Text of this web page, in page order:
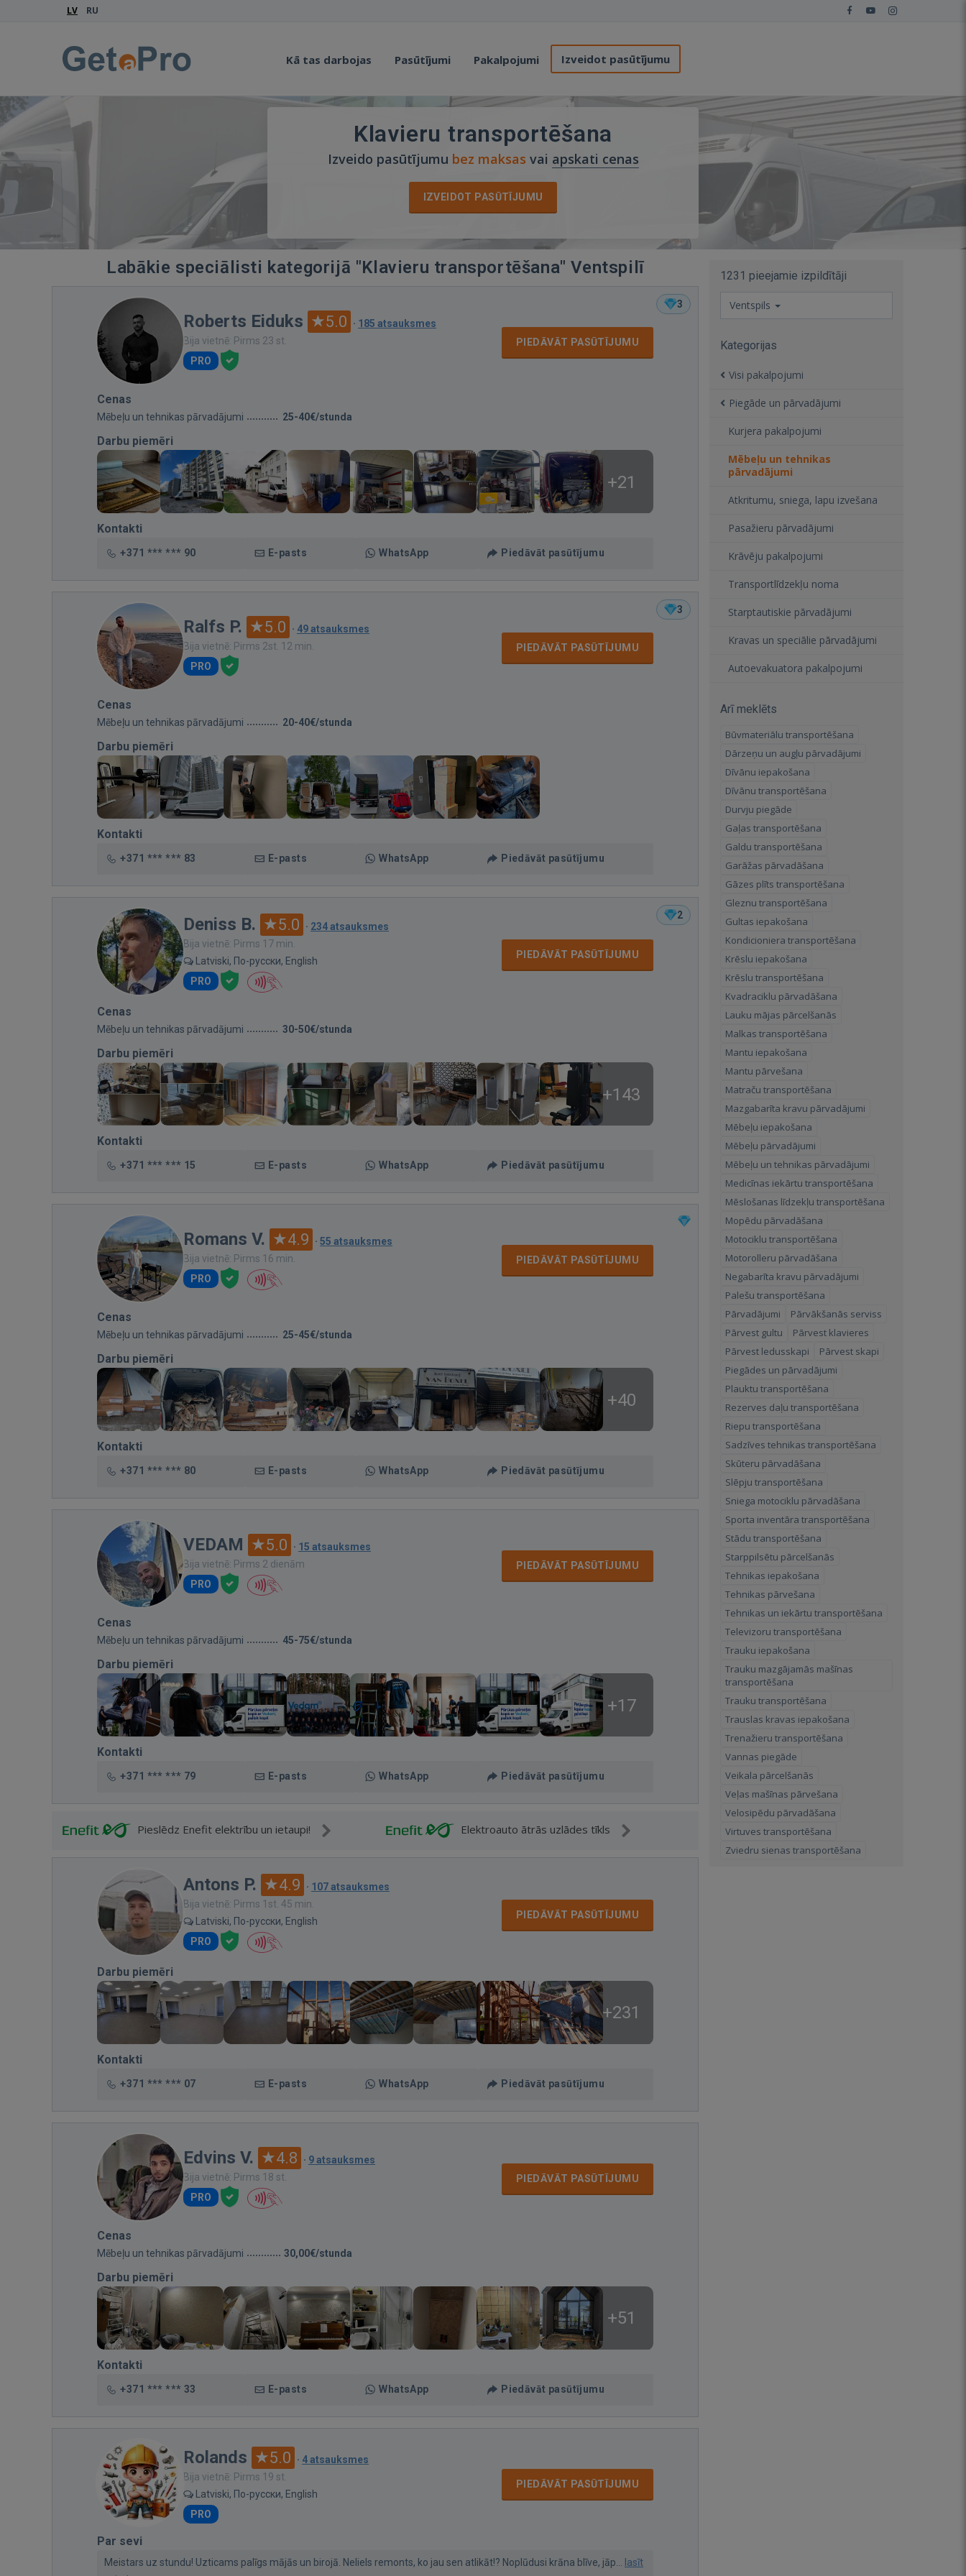
LV RU
Kā tas darbojas Pasūtījumi Pakalpojumi Izveidot pasūtījumu
Klavieru transportēšana
Izveido pasūtījumu bez maksas vai apskati cenas
IZVEIDOT PASŪTĪJUMU
Labākie speciālisti kategorijā "Klavieru transportēšana" Ventspilī
3
Roberts Eiduks 5.0 · 185 atsauksmes
Bija vietnē: Pirms 23 st.
PRO
PIEDĀVĀT PASŪTĪJUMU
Cenas
Mēbeļu un tehnikas pārvadājumi 25-40€/stunda
Darbu piemēri
+21
Kontakti
+371 *** *** 90 E-pasts WhatsApp Piedāvāt pasūtījumu
3
Ralfs P. 5.0 · 49 atsauksmes
Bija vietnē: Pirms 2st. 12 min.
PRO
PIEDĀVĀT PASŪTĪJUMU
Cenas
Mēbeļu un tehnikas pārvadājumi 20-40€/stunda
Darbu piemēri
Kontakti
+371 *** *** 83 E-pasts WhatsApp Piedāvāt pasūtījumu
2
Deniss B. 5.0 · 234 atsauksmes
Bija vietnē: Pirms 17 min.
Latviski, По-русски, English
PRO
PIEDĀVĀT PASŪTĪJUMU
Cenas
Mēbeļu un tehnikas pārvadājumi 30-50€/stunda
Darbu piemēri
+143
Kontakti
+371 *** *** 15 E-pasts WhatsApp Piedāvāt pasūtījumu
Romans V. 4.9 · 55 atsauksmes
Bija vietnē: Pirms 16 min.
PRO
PIEDĀVĀT PASŪTĪJUMU
Cenas
Mēbeļu un tehnikas pārvadājumi 25-45€/stunda
Darbu piemēri
+40
Kontakti
+371 *** *** 80 E-pasts WhatsApp Piedāvāt pasūtījumu
VEDAM 5.0 · 15 atsauksmes
Bija vietnē: Pirms 2 dienām
PRO
PIEDĀVĀT PASŪTĪJUMU
Cenas
Mēbeļu un tehnikas pārvadājumi 45-75€/stunda
Darbu piemēri
+17
Kontakti
+371 *** *** 79 E-pasts WhatsApp Piedāvāt pasūtījumu
Pieslēdz Enefit elektrību un ietaupi! Elektroauto ātrās uzlādes tīkls
Antons P. 4.9 · 107 atsauksmes
Bija vietnē: Pirms 1st. 45 min.
Latviski, По-русски, English
PRO
PIEDĀVĀT PASŪTĪJUMU
Darbu piemēri
+231
Kontakti
+371 *** *** 07 E-pasts WhatsApp Piedāvāt pasūtījumu
Edvins V. 4.8 · 9 atsauksmes
Bija vietnē: Pirms 18 st.
PRO
PIEDĀVĀT PASŪTĪJUMU
Cenas
Mēbeļu un tehnikas pārvadājumi 30,00€/stunda
Darbu piemēri
+51
Kontakti
+371 *** *** 33 E-pasts WhatsApp Piedāvāt pasūtījumu
Rolands 5.0 · 4 atsauksmes
Bija vietnē: Pirms 19 st.
Latviski, По-русски, English
PRO
PIEDĀVĀT PASŪTĪJUMU
Par sevi
Meistars uz stundu! Uzticams palīgs mājās un birojā. Neliels remonts, ko jau sen atlikāt!? Noplūdusi krāna blīve, jāp... lasīt
1231 pieejamie izpildītāji
Ventspils
Kategorijas
Visi pakalpojumi
Piegāde un pārvadājumi
Kurjera pakalpojumi
Mēbeļu un tehnikas
pārvadājumi
Atkritumu, sniega, lapu izvešana
Pasažieru pārvadājumi
Krāvēju pakalpojumi
Transportlīdzekļu noma
Starptautiskie pārvadājumi
Kravas un speciālie pārvadājumi
Autoevakuatora pakalpojumi
Arī meklēts
Būvmateriālu transportēšana
Dārzeņu un augļu pārvadājumi
Dīvānu iepakošana
Dīvānu transportēšana
Durvju piegāde
Gaļas transportēšana
Galdu transportēšana
Garāžas pārvadāšana
Gāzes plīts transportēšana
Gleznu transportēšana
Gultas iepakošana
Kondicioniera transportēšana
Krēslu iepakošana
Krēslu transportēšana
Kvadraciklu pārvadāšana
Lauku mājas pārcelšanās
Malkas transportēšana
Mantu iepakošana
Mantu pārvešana
Matraču transportēšana
Mazgabarīta kravu pārvadājumi
Mēbeļu iepakošana
Mēbeļu pārvadājumi
Mēbeļu un tehnikas pārvadājumi
Medicīnas iekārtu transportēšana
Mēslošanas līdzekļu transportēšana
Mopēdu pārvadāšana
Motociklu transportēšana
Motorolleru pārvadāšana
Negabarīta kravu pārvadājumi
Palešu transportēšana
Pārvadājumi
Pārvākšanās serviss
Pārvest gultu
Pārvest klavieres
Pārvest ledusskapi
Pārvest skapi
Piegādes un pārvadājumi
Plauktu transportēšana
Rezerves daļu transportēšana
Riepu transportēšana
Sadzīves tehnikas transportēšana
Skūteru pārvadāšana
Slēpju transportēšana
Sniega motociklu pārvadāšana
Sporta inventāra transportēšana
Stādu transportēšana
Starppilsētu pārcelšanās
Tehnikas iepakošana
Tehnikas pārvešana
Tehnikas un iekārtu transportēšana
Televizoru transportēšana
Trauku iepakošana
Trauku mazgājamās mašīnas
transportēšana
Trauku transportēšana
Trauslas kravas iepakošana
Trenažieru transportēšana
Vannas piegāde
Veikala pārcelšanās
Veļas mašīnas pārvešana
Velosipēdu pārvadāšana
Virtuves transportēšana
Zviedru sienas transportēšana